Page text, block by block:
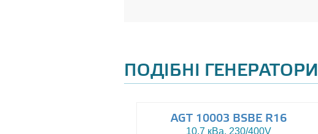
ПОДІБНІ ГЕНЕРАТОРИ
AGT 10003 BSBE R16
10.7 кВа, 230/400V